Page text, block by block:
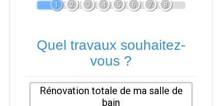
1 2 3 4 5 6 7 8
Quel travaux souhaitez-
vous ?
Rénovation totale de ma salle de
bain